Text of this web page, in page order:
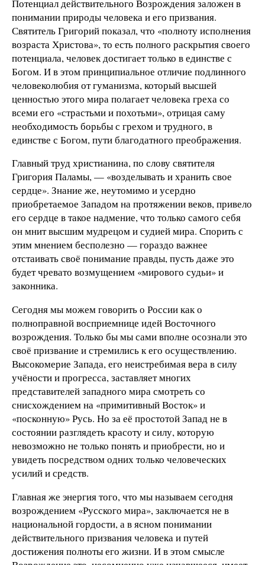
Потенциал действительного Возрождения заложен в
понимании природы человека и его призвания.
Святитель Григорий показал, что «полноту исполнения
возраста Христова», то есть полного раскрытия своего
потенциала, человек достигает только в единстве с
Богом. И в этом принципиальное отличие подлинного
человеколюбия от гуманизма, который высшей
ценностью этого мира полагает человека греха со
всеми его «страстьми и похотьми», отрицая саму
необходимость борьбы с грехом и трудного, в
единстве с Богом, пути благодатного преображения.
Главный труд христианина, по слову святителя
Григория Паламы, — «возделывать и хранить свое
сердце». Знание же, неутомимо и усердно
приобретаемое Западом на протяжении веков, привело
его сердце в такое надмение, что только самого себя
он мнит высшим мудрецом и судией мира. Спорить с
этим мнением бесполезно — гораздо важнее
отстаивать своё понимание правды, пусть даже это
будет чревато возмущением «мирового судьи» и
законника.
Сегодня мы можем говорить о России как о
полноправной восприемнице идей Восточного
возрождения. Только бы мы сами вполне осознали это
своё призвание и стремились к его осуществлению.
Высокомерие Запада, его неистребимая вера в силу
учёности и прогресса, заставляет многих
представителей западного мира смотреть со
снисхождением на «примитивный Восток» и
«посконную» Русь. Но за её простотой Запад не в
состоянии разглядеть красоту и силу, которую
невозможно не только понять и приобрести, но и
увидеть посредством одних только человеческих
усилий и средств.
Главная же энергия того, что мы называем сегодня
возрождением «Русского мира», заключается не в
национальной гордости, а в ясном понимании
действительного призвания человека и путей
достижения полноты его жизни. И в этом смысле